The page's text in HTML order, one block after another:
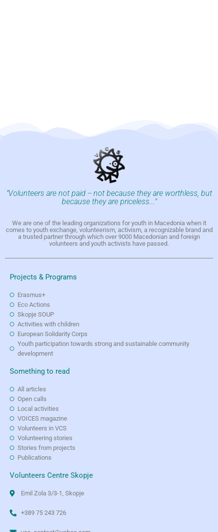
"Volunteers are not paid -- not because they are worthless, but
because they are priceless..."
We are one of the leading organizations for youth in Macedonia when it
comes to youth exchange, volunteerism, activism, a recognizable brand and
a trusted partner through which over 9000 Macedonian and foreign
volunteers and youth activists have passed.
Projects & Programs
Erasmus+
Eco Actions
Skopje SOUP
Activities with children
European Solidarity Corps
Youth participation towards strong and sustainable community
development
Something to read
All articles
Open calls
Local activities
VOICES magazine
Volunteers in VCS
Volunteering stories
Stories from projects
Publications
Volunteers Centre Skopje
Emil Zola 3/3-1, Skopje
+389 75 243 726